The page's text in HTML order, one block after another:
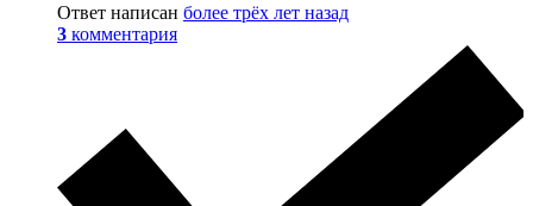
Ответ написан более трёх лет назад
3 комментария